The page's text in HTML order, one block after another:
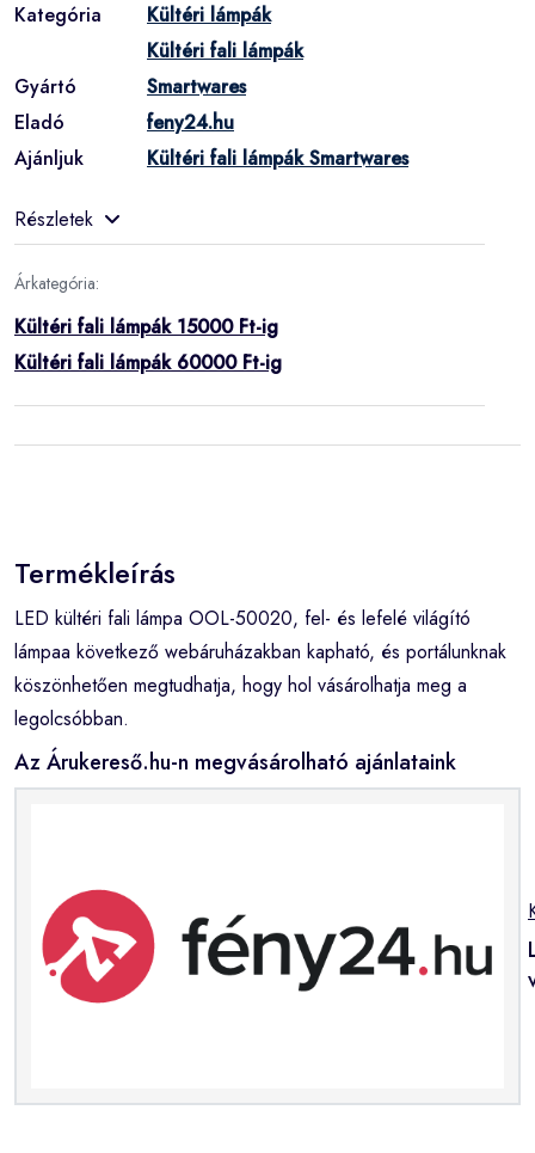
Kategória
Kültéri lámpák
Kültéri fali lámpák
Gyártó
Smartwares
Eladó
feny24.hu
Ajánljuk
Kültéri fali lámpák Smartwares
Részletek
Árkategória:
Kültéri fali lámpák 15000 Ft-ig
Kültéri fali lámpák 60000 Ft-ig
Termékleírás
LED kültéri fali lámpa OOL-50020, fel- és lefelé világító
lámpaa következő webáruházakban kapható, és portálunknak
köszönhetően megtudhatja, hogy hol vásárolhatja meg a
legolcsóbban.
Az Árukereső.hu-n megvásárolható ajánlataink